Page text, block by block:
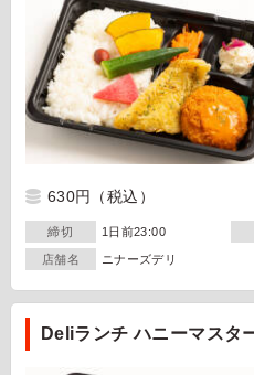
630円 （税込）
締切 1日前23:00
店舗名 ニナーズデリ
Deliランチ ハニーマスタ